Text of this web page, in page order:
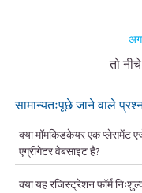
तो
सामान्यतःपूछे जाने वाले
क्या मॉमकिडकेयर एक प्लेसमेंट
एग्रीगेटर वेबसाइट है?
क्या यह रजिस्ट्रेशन फॉर्म